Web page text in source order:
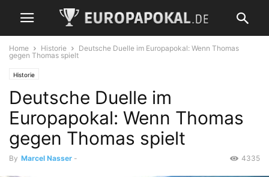
Home Historie
Deutsche Duelle im Europapokal: Wenn Thomas
gegen Thomas spielt
Historie
Deutsche Duelle im
Europapokal: Wenn Thomas
gegen Thomas spielt
By Marcel Nasser - 4335